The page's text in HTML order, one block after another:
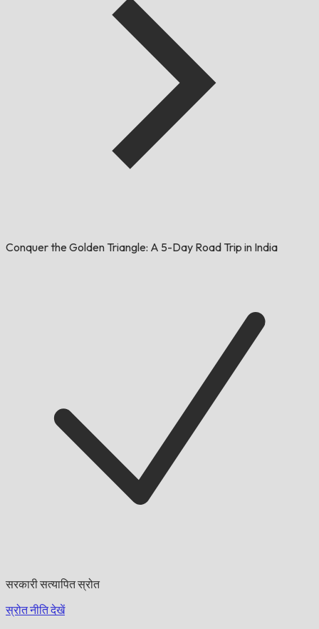
Conquer the Golden Triangle: A 5-Day Road Trip in India
सरकारी सत्यापित स्रोत
स्रोत नीति देखें